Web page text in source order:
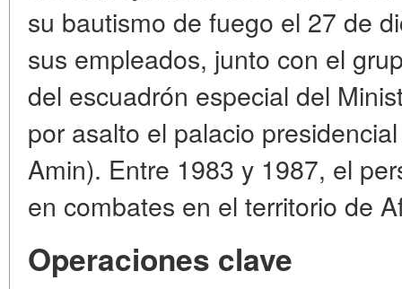
su bautismo de fuego el 27 de
sus empleados, junto con el
del escuadrón especial del
por asalto el palacio
Amin). Entre 1983 y 1987, el
en combates en el territorio de
Operaciones clave